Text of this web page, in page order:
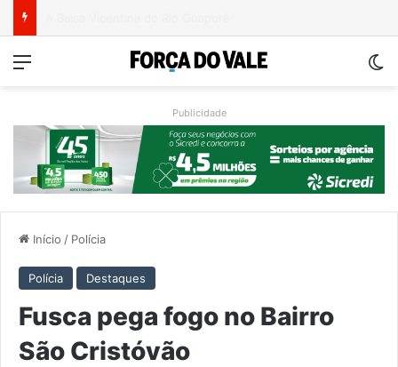
Menu
Publicidade
Início / Polícia
Polícia Destaques
Fusca pega fogo no Bairro
São Cristóvão